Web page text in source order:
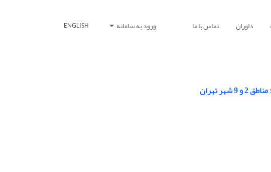
داوران تماس با ما ورود به سامانه ENGLISH
تهران